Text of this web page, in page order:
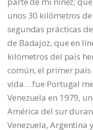
unos 30 kilómetros
segundas prácticas
de Badajoz, que en
kilómetros del país
común, el primer
vida… fue Portugal
Venezuela en 1979,
América del sur
Venezuela,